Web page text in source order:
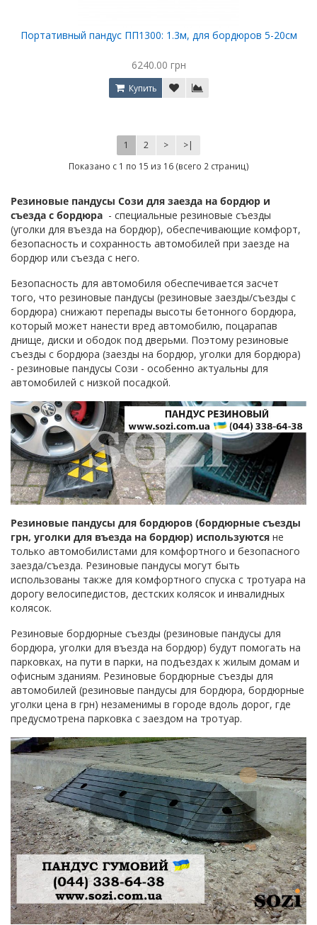
Портативный пандус ПП1300: 1.3м, для бордюров 5-20см
6240.00 грн
Купить
1 2 > >|
Показано с 1 по 15 из 16 (всего 2 страниц)
Резиновые пандусы Сози для заезда на бордюр и
съезда с бордюра - специальные резиновые съезды
(уголки для въезда на бордюр), обеспечивающие комфорт,
безопасность и сохранность автомобилей при заезде на
бордюр или съезда с него.
Безопасность для автомобиля обеспечивается засчет
того, что резиновые пандусы (резиновые заезды/съезды с
бордюра) снижают перепады высоты бетонного бордюра,
который может нанести вред автомобилю, поцарапав
днище, диски и ободок под дверьми. Поэтому резиновые
съезды с бордюра (заезды на бордюр, уголки для бордюра)
- резиновые пандусы Сози - особенно актуальны для
автомобилей с низкой посадкой.
Резиновые пандусы для бордюров (бордюрные съезды
грн, уголки для въезда на бордюр) используются не
только автомобилистами для комфортного и безопасного
заезда/съезда. Резиновые пандусы могут быть
использованы также для комфортного спуска с тротуара на
дорогу велосипедистов, дестских колясок и инвалидных
колясок.
Резиновые бордюрные съезды (резиновые пандусы для
бордюра, уголки для въезда на бордюр) будут помогать на
парковках, на пути в парки, на подъездах к жилым домам и
офисным зданиям. Резиновые бордюрные съезды для
автомобилей (резиновые пандусы для бордюра, бордюрные
уголки цена в грн) незаменимы в городе вдоль дорог, где
предусмотрена парковка с заездом на тротуар.